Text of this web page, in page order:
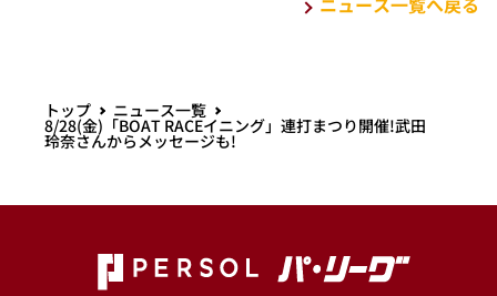
トップ ニュース一覧
8/28(金)「BOAT RACEイニング」連打まつり開催!武田
玲奈さんからメッセージも!